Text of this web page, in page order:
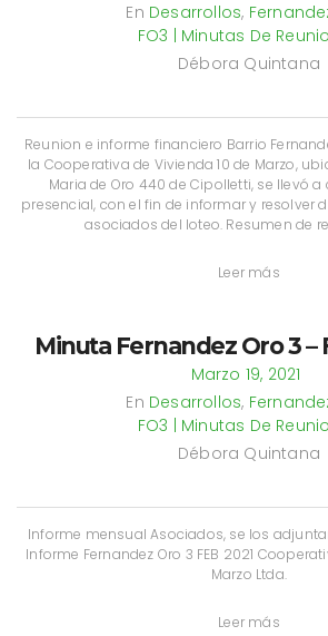
En Desarrollos,
FO3 | Minutas De
Débora Quintana
Reunion e informe financiero Barrio
la Cooperativa de Vivienda 10 de Marzo,
Maria de Oro 440 de Cipolletti, se llevó
presencial, con el fin de informar y resolver
asociados del loteo. Resumen de
Leer más
Minuta Fernandez Oro 3 –
Marzo 19, 2021
En Desarrollos,
FO3 | Minutas De
Débora Quintana
Informe mensual Asociados, se los
Informe Fernandez Oro 3 FEB 2021
Marzo Ltda.
Leer más